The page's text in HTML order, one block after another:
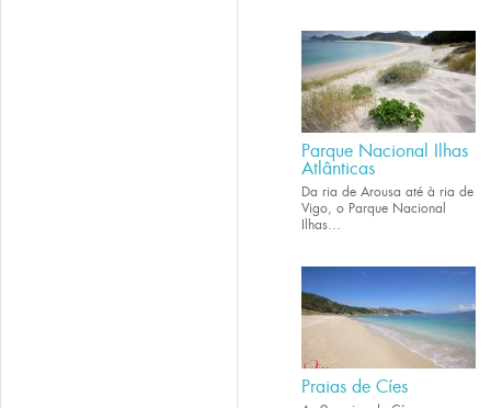
Parque Nacional Ilhas
Atlânticas
Da ria de Arousa até à ria de
Vigo, o Parque Nacional
Ilhas...
Praias de Cíes